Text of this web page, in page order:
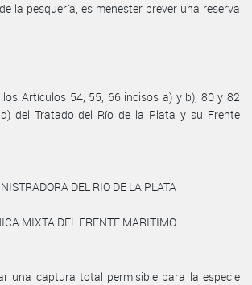
la pesquería, es menester prever una reserva
Artículos 54, 55, 66 incisos a) y b), 80 y 82
del Tratado del Río de la Plata y su Frente
DEL RIO DE LA PLATA
MIXTA DEL FRENTE MARITIMO
una captura total permisible para la especie